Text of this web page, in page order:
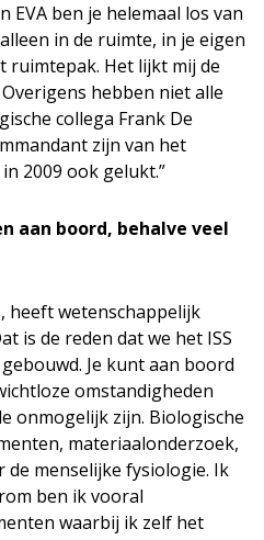
EVA ben je helemaal los van
in de ruimte, in je eigen
ruimtepak. Het lijkt mij de
hebben niet alle
collega Frank De
zijn van het
2009 ook gelukt.”
aan boord, behalve veel
heeft wetenschappelijk
is de reden dat we het ISS
Je kunt aan boord
omstandigheden
onmogelijk zijn. Biologische
materiaalonderzoek,
menselijke fysiologie. Ik
ben ik vooral
waarbij ik zelf het